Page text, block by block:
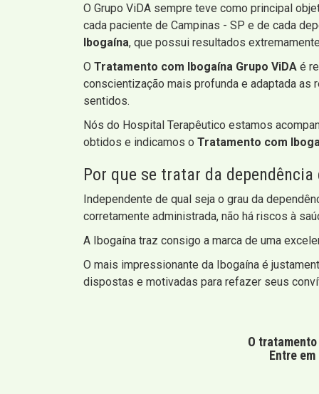
O Grupo ViDA sempre teve como principal
cada paciente de Campinas - SP e de cada
Ibogaína, que possui resultados
O Tratamento com Ibogaína Grupo ViDA é
conscientização mais profunda e adaptada
sentidos.
Nós do Hospital Terapêutico estamos
obtidos e indicamos o Tratamento com
Por que se tratar da
Independente de qual seja o grau da
corretamente administrada, não há riscos à
A Ibogaína traz consigo a marca de uma
O mais impressionante da Ibogaína é
dispostas e motivadas para refazer seus
O
Entre